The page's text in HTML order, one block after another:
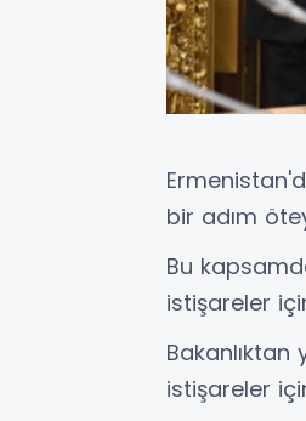
bir adım
Bu
istişareler
Bakanlıktan
istişareler